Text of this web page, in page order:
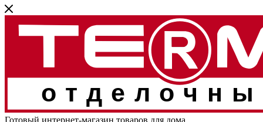
Готовый интернет-магазин товаров для дома